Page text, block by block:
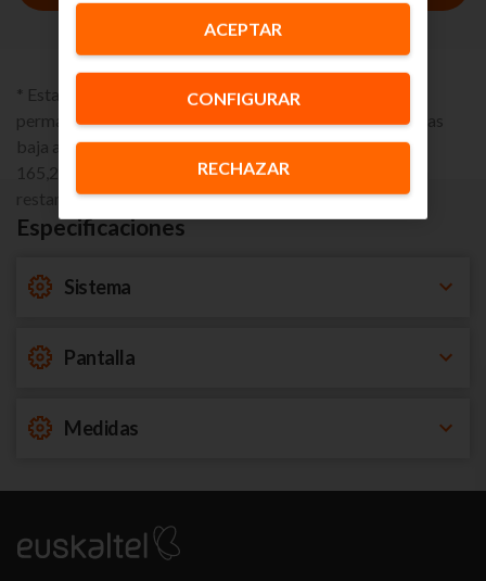
* Esta promoción lleva asociado un compromiso de
permanencia en el servicio de móvil de 24 meses. Si causas
baja antes de los 24 meses tendrás una penalización de
165,29€, prorrateables según el tiempo de permanencia
restante.
Especificaciones
Sistema
Pantalla
Medidas
CONFIGURAR
RECHAZAR
ACEPTAR